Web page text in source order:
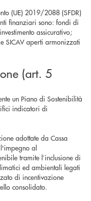
(UE) 2019/2088 (SFDR)
finanziari sono: fondi di
assicurativo;
SICAV aperti armonizzati
(art. 5
un Piano di Sostenibilità
indicatori di
adottate da Cassa
al
tramite l’inclusione di
ed ambientali legati
di incentivazione
consolidato.